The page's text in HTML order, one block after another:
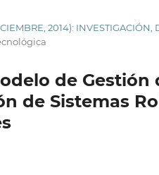
2014):
de Gestión
de Sistemas